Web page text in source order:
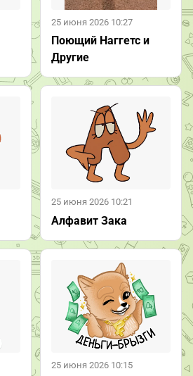
25 июня 2026 10:27
Поющий Наггетс и
Другие
25 июня 2026 10:21
Алфавит Зака
25 июня 2026 10:15